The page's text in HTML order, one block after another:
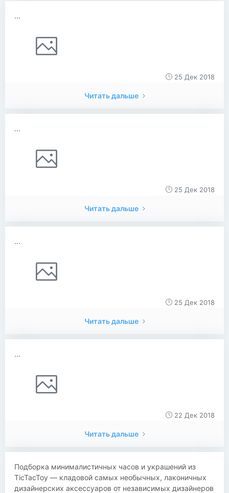
...
25 Дек 2018
Читать дальше
...
25 Дек 2018
Читать дальше
...
25 Дек 2018
Читать дальше
...
22 Дек 2018
Читать дальше
Подборка минималистичных часов и украшений из
TicTacToy — кладовой самых необычных, лаконичных
дизайнерских аксессуаров от независимых дизайнеров